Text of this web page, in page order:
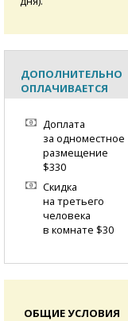
ДОПОЛНИТЕЛЬНО
ОПЛАЧИВАЕТСЯ
Доплата
за одноместное
размещение
$330
Скидка
на третьего
человека
в комнате $30
ОБЩИЕ УСЛОВИЯ